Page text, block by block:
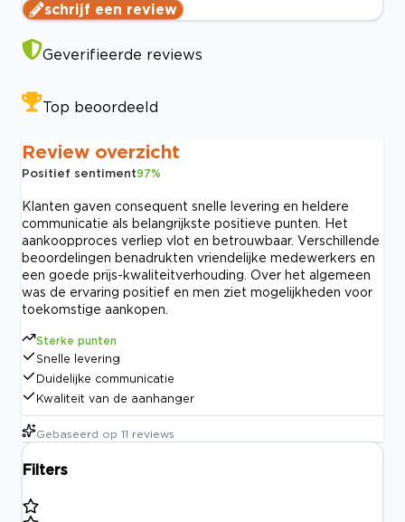
schrijf een review
Geverifieerde reviews
Top beoordeeld
Review overzicht
Positief sentiment97%
Klanten gaven consequent snelle levering en heldere
communicatie als belangrijkste positieve punten. Het
aankoopproces verliep vlot en betrouwbaar. Verschillende
beoordelingen benadrukten vriendelijke medewerkers en
een goede prijs-kwaliteitverhouding. Over het algemeen
was de ervaring positief en men ziet mogelijkheden voor
toekomstige aankopen.
Sterke punten
Snelle levering
Duidelijke communicatie
Kwaliteit van de aanhanger
Gebaseerd op 11 reviews
Filters